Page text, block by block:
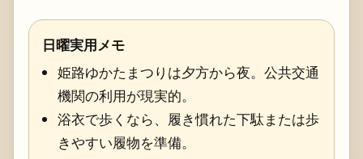
日曜実用メモ
姫路ゆかたまつりは夕方から夜。公共交通
機関の利用が現実的。
浴衣で歩くなら、履き慣れた下駄または歩
きやすい履物を準備。